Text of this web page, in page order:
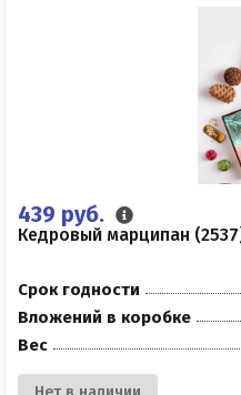
439 руб.
Кедровый марципан
Срок годности
Вложений в коробке
Вес